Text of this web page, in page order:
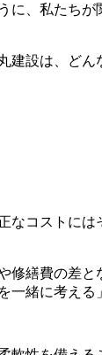
に、私たち
設は、どん
なコストに
修繕費の差
緒に考える